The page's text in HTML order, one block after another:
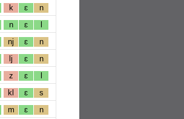
k
ɛ
n
n
ɛ
l
nj
ɛ
n
lj
ɛ
n
z
ɛ
l
kl
ɛ
s
m
ɛ
n